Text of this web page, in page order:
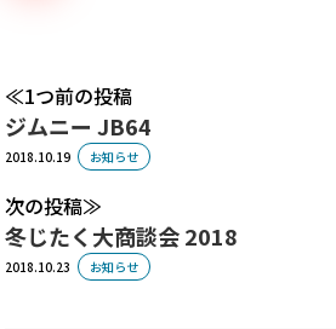
1つ前の投稿
ジムニー JB64
2018.10.19 お知らせ
次の投稿
冬じたく大商談会 2018
2018.10.23 お知らせ